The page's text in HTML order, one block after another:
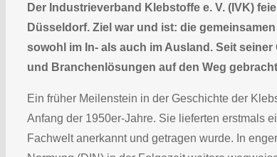
Der Industrieverband Klebstoffe e. V. (IVK)
Düsseldorf. Ziel war und ist: die
sowohl im In- als auch im Ausland. Seit
und Branchenlösungen auf den Weg
Ein früher Meilenstein in der Geschichte der
Anfang der 1950er-Jahre. Sie lieferten erstmals
Fachwelt anerkannt und getragen wurde. In